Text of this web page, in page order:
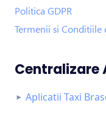
Politica GDPR
Termenii si Conditiile
Centralizare
Aplicatii Taxi